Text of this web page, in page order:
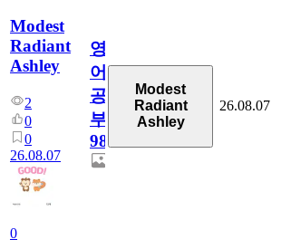
Modest
Radiant
Ashley
2
0
0
26.08.07
0
영
어
공
부
98
Modest
Radiant
Ashley
26.08.07